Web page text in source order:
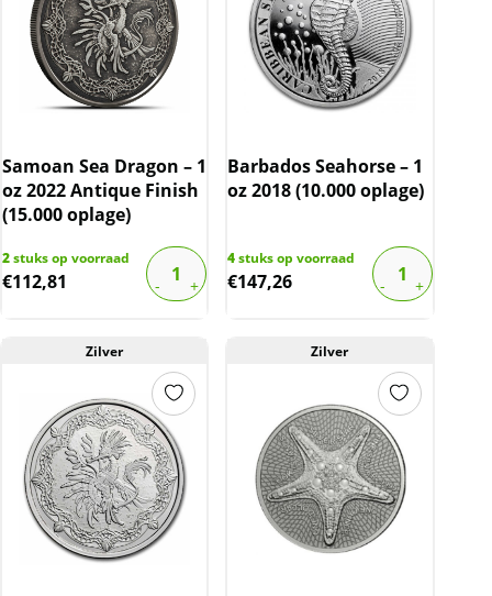
Samoan Sea Dragon – 1
oz 2022 Antique Finish
(15.000 oplage)
2stuks op voorraad
€112,81
Barbados Seahorse – 1
oz 2018 (10.000 oplage)
4stuks op voorraad
€147,26
Zilver Zilver